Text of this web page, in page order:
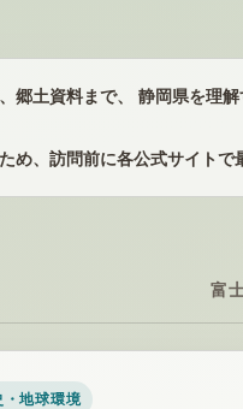
郷土資料まで、 静岡県を理
、訪問前に各公式サイトで
富
地球環境